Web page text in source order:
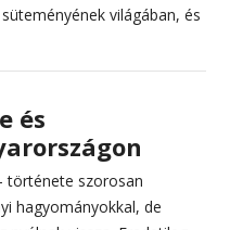
világában, és
és
története szorosan
hagyományokkal, de